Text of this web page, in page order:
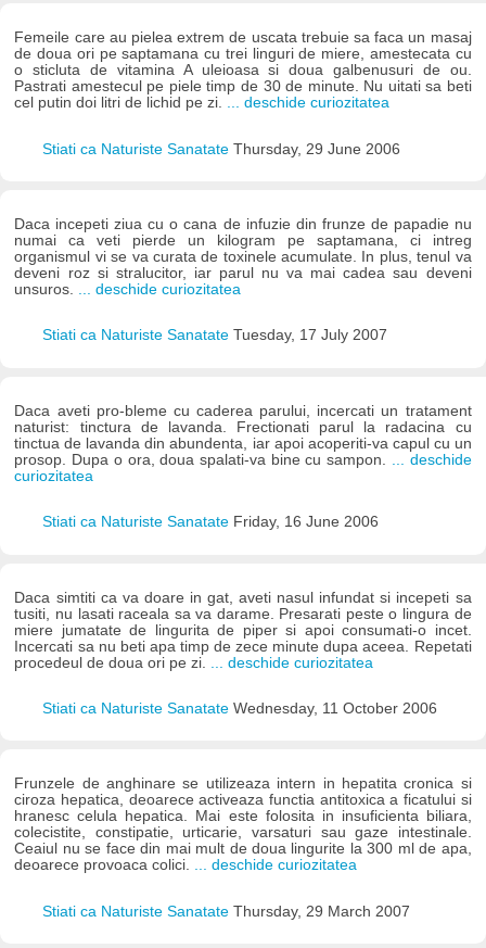
Femeile care au pielea extrem de uscata trebuie sa faca un masaj
de doua ori pe saptamana cu trei linguri de miere, amestecata cu
o sticluta de vitamina A uleioasa si doua galbenusuri de ou.
Pastrati amestecul pe piele timp de 30 de minute. Nu uitati sa beti
cel putin doi litri de lichid pe zi. ... deschide curiozitatea
Stiati ca Naturiste Sanatate Thursday, 29 June 2006
Daca incepeti ziua cu o cana de infuzie din frunze de papadie nu
numai ca veti pierde un kilogram pe saptamana, ci intreg
organismul vi se va curata de toxinele acumulate. In plus, tenul va
deveni roz si stralucitor, iar parul nu va mai cadea sau deveni
unsuros. ... deschide curiozitatea
Stiati ca Naturiste Sanatate Tuesday, 17 July 2007
Daca aveti pro-bleme cu caderea parului, incercati un tratament
naturist: tinctura de lavanda. Frectionati parul la radacina cu
tinctua de lavanda din abundenta, iar apoi acoperiti-va capul cu un
prosop. Dupa o ora, doua spalati-va bine cu sampon.
... deschide
curiozitatea
Stiati ca Naturiste Sanatate Friday, 16 June 2006
Daca simtiti ca va doare in gat, aveti nasul infundat si incepeti sa
tusiti, nu lasati raceala sa va darame. Presarati peste o lingura de
miere jumatate de lingurita de piper si apoi consumati-o incet.
Incercati sa nu beti apa timp de zece minute dupa aceea. Repetati
procedeul de doua ori pe zi.
... deschide curiozitatea
Stiati ca Naturiste Sanatate Wednesday, 11 October 2006
Frunzele de anghinare se utilizeaza intern in hepatita cronica si
ciroza hepatica, deoarece activeaza functia antitoxica a ficatului si
hranesc celula hepatica. Mai este folosita in insuficienta biliara,
colecistite, constipatie, urticarie, varsaturi sau gaze intestinale.
Ceaiul nu se face din mai mult de doua lingurite la 300 ml de apa,
deoarece provoaca colici. ... deschide curiozitatea
Stiati ca Naturiste Sanatate Thursday, 29 March 2007